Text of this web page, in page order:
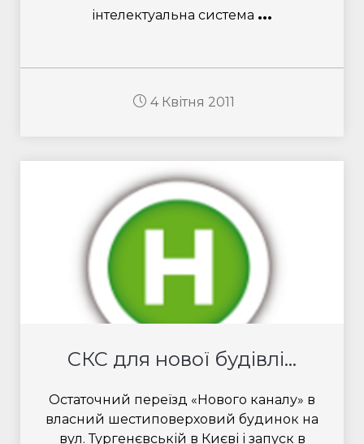
інтелектуальна система ...
4 Квітня 2011
СКС для нової будівлі...
Остаточний переїзд «Нового каналу» в
власний шестиповерховий будинок на
вул. Тургенєвській в Києві і запуск в